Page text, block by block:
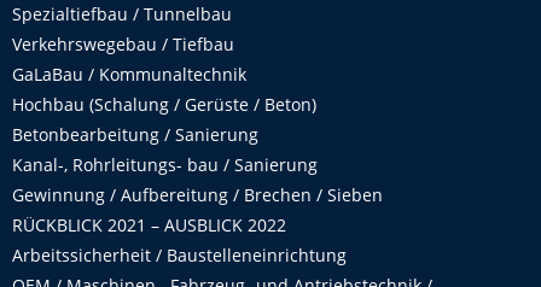
Spezialtiefbau / Tunnelbau
Verkehrswegebau / Tiefbau
GaLaBau / Kommunaltechnik
Hochbau (Schalung / Gerüste / Beton)
Betonbearbeitung / Sanierung
Kanal-, Rohrleitungs- bau / Sanierung
Gewinnung / Aufbereitung / Brechen / Sieben
RÜCKBLICK 2021 – AUSBLICK 2022
Arbeitssicherheit / Baustelleneinrichtung